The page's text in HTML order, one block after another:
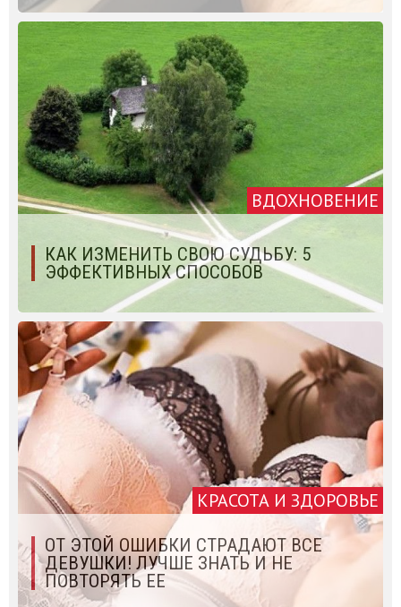
ВДОХНОВЕНИЕ
КАК ИЗМЕНИТЬ СВОЮ СУДЬБУ: 5
ЭФФЕКТИВНЫХ СПОСОБОВ
КРАСОТА И ЗДОРОВЬЕ
ОТ ЭТОЙ ОШИБКИ СТРАДАЮТ ВСЕ
ДЕВУШКИ! ЛУЧШЕ ЗНАТЬ И НЕ
ПОВТОРЯТЬ ЕЕ